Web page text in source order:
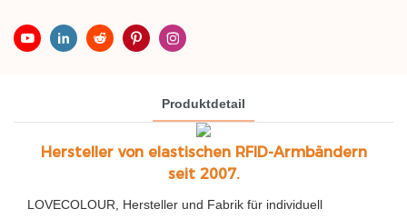
Produktdetail
Hersteller von elastischen RFID-Armbändern
seit 2007.
LOVECOLOUR, Hersteller und Fabrik für individuell